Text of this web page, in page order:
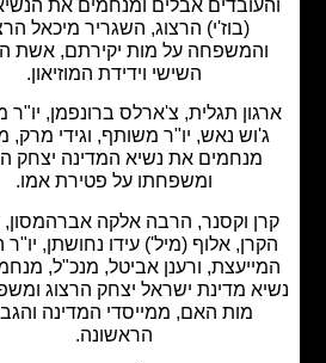
אבלים ומנחמים את הנשיא יצחק
(בוז'י) הרצוג, השגריר מיכאל הרצוג
על מות יקירתם, אשת הנשיא
השישי וידידת המוזיאון.
תגלית, צ'ארלס ברונפמן, יו"ר משותף,
נאש, יו"ר משותף, וגידי מרק, מנכ"ל,
מנחמים את נשיא המדינה יצחק הרצוג
ומשפחתו על פטירת אמו.
וקסנר, הרבה אלקה אברהמסון, נשיאת
אלוף (מיל') עידו נחושתן, יו"ר הוועדה
ורענן אביטל, מנכ"ל, מנחמים את
מדינת ישראל יצחק הרצוג ומשפחתו על
מות האם, ממייסדי המדינה והגברת
הראשונה.